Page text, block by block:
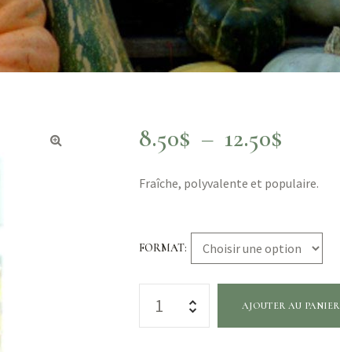
8.50$ – 12.50$
Fraîche, polyvalente et populaire.
FORMAT
AJOUTER AU PANIER